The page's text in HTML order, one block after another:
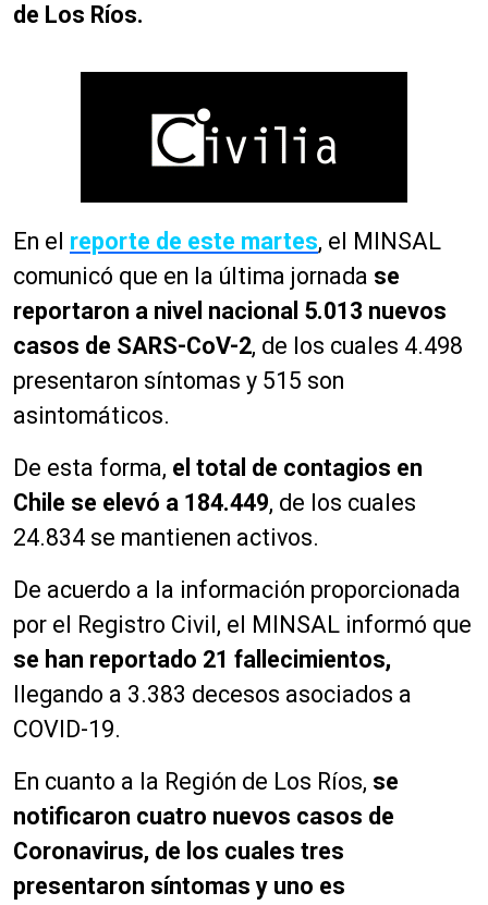
de Los Ríos.
En el reporte de este martes, el MINSAL
comunicó que en la última jornada se
reportaron a nivel nacional 5.013 nuevos
casos de SARS-CoV-2, de los cuales 4.498
presentaron síntomas y 515 son
asintomáticos.
De esta forma, el total de contagios en
Chile se elevó a 184.449, de los cuales
24.834 se mantienen activos.
De acuerdo a la información proporcionada
por el Registro Civil, el MINSAL informó que
se han reportado 21 fallecimientos,
llegando a 3.383 decesos asociados a
COVID-19.
En cuanto a la Región de Los Ríos, se
notificaron cuatro nuevos casos de
Coronavirus, de los cuales tres
presentaron síntomas y uno es